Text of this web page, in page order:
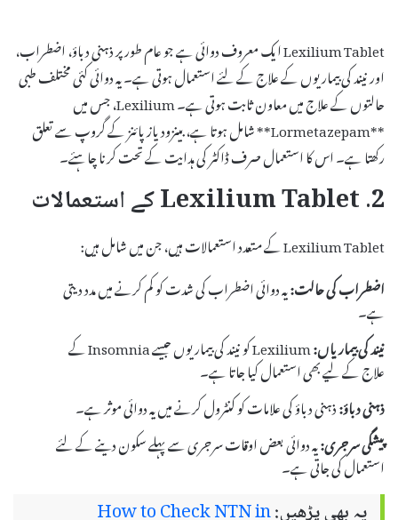
Lexilium Tablet ایک معروف دوائی ہے جو عام طور پر ذہنی دباؤ، اضطراب،
اور نیند کی بیماریوں کے علاج کے لئے استعمال ہوتی ہے۔ یہ دوائی کئی مختلف طبی
حالتوں کے علاج میں معاون ثابت ہوتی ہے۔ Lexilium، جس میں
**Lormetazepam** شامل ہوتا ہے، بینزودیازپائنز کے گروپ سے تعلق
رکھتا ہے۔ اس کا استعمال صرف ڈاکٹر کی ہدایت کے تحت کرنا چاہئے۔
2. Lexilium Tablet کے استعمالات
Lexilium Tablet کے متعدد استعمالات ہیں، جن میں شامل ہیں:
اضطراب کی حالت:یہ دوائی اضطراب کی شدت کو کم کرنے میں مدد دیتی
ہے۔
نیند کی بیماریاں:
Lexilium کو نیند کی بیماریوں جیسے Insomnia کے
علاج کے لیے بھی استعمال کیا جاتا ہے۔
ذہنی دباؤ:ذہنی دباؤ کی علامات کو کنٹرول کرنے میں یہ دوائی موثر ہے۔
پیشگی سرجری:یہ دوائی بعض اوقات سرجری سے پہلے سکون دینے کے لئے
استعمال کی جاتی ہے۔
یہ بھی پڑھیں:How to Check NTN in